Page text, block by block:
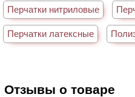
Перчатки нитриловые
Перчатки латексные
Отзывы о товаре